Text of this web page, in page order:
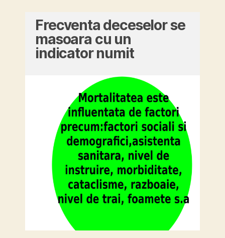
Frecventa deceselor se
masoara cu un
indicator numit